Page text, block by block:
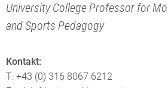
University College Professor for
and Sports Pedagogy
Kontakt:
T: +43 (0) 316 8067 6212